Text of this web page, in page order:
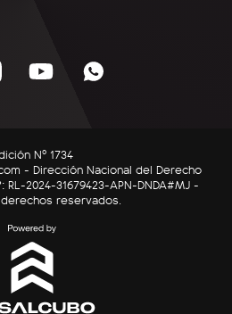
Nº 1734
- Dirección Nacional del Derecho
RL-2024-31679423-APN-DNDA#MJ -
reservados.